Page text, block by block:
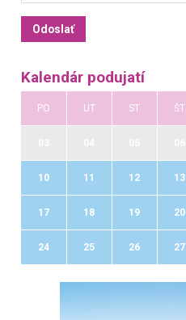
Kalendár podujatí
PO UT ST ŠT
10 11 12 13
17 18 19 20
24 25 26 27